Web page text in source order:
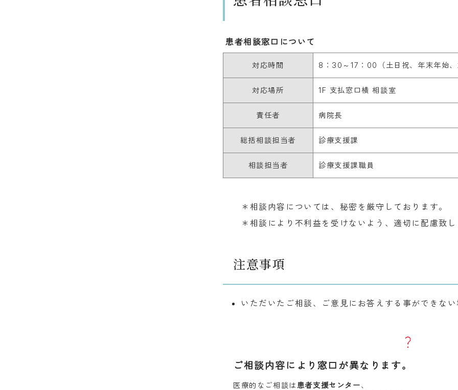
患者相談窓口について
対応時間 8：30～17：00（土日祝、年末年始、
対応場所 1F 支払窓口横 相談室
責任者 病院長
総括相談担当者 診療支援課
相談担当者 診療支援課職員
＊相談内容については、秘密を厳守しております。
＊相談により不利益を受けないよう、適切に配慮致し
注意事項
いただいたご相談、ご意見にお答えする事ができない
ご相談内容により窓口が異なります。
医療的なご相談は 患者支援センター、